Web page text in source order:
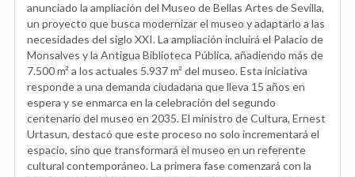
anunciado la ampliación del Museo de Bellas Artes de Sevilla,
un proyecto que busca modernizar el museo y adaptarlo a las
necesidades del siglo XXI. La ampliación incluirá el Palacio de
Monsalves y la Antigua Biblioteca Pública, añadiendo más de
7.500 m² a los actuales 5.937 m² del museo. Esta iniciativa
responde a una demanda ciudadana que lleva 15 años en
espera y se enmarca en la celebración del segundo
centenario del museo en 2035. El ministro de Cultura, Ernest
Urtasun, destacó que este proceso no solo incrementará el
espacio, sino que transformará el museo en un referente
cultural contemporáneo. La primera fase comenzará con la